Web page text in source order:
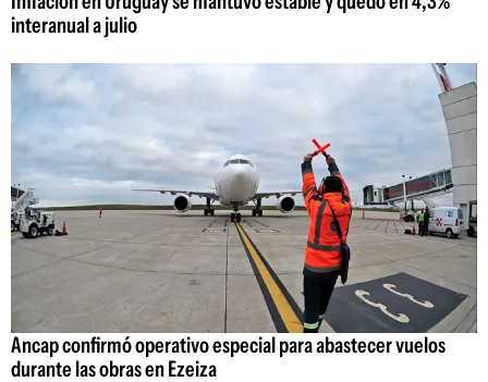
interanual a julio
Ancap confirmó operativo especial para abastecer vuelos
durante las obras en Ezeiza